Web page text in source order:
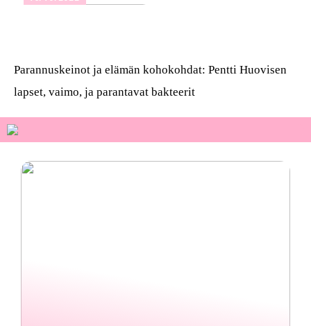
Parannuskeinot ja elämän kohokohdat: Pentti Huovisen
lapset, vaimo, ja parantavat bakteerit